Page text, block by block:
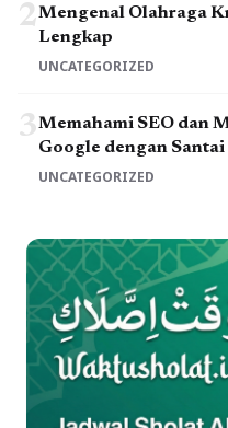
2Mengenal Olahraga
Lengkap
UNCATEGORIZED
3Memahami SEO dan
Google dengan Santai
UNCATEGORIZED